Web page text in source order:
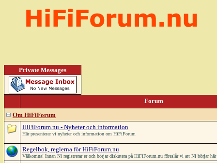
Private Messages
Forum
Om HiFiForum
HiFiForum.nu - Nyheter och information
Här presenterar vi nyheter och information om HiFiForum
Regelbok, reglerna för HiFiForum.nu
Välkomna! Innan Ni registrerar er och börjar diskutera på HiFiForum.nu föreslår vi att Ni börjar